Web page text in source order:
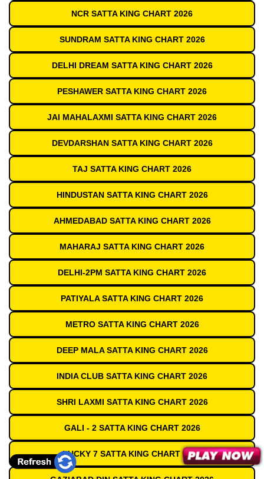
NCR SATTA KING CHART 2026
SUNDRAM SATTA KING CHART 2026
DELHI DREAM SATTA KING CHART 2026
PESHAWER SATTA KING CHART 2026
JAI MAHALAXMI SATTA KING CHART 2026
DEVDARSHAN SATTA KING CHART 2026
TAJ SATTA KING CHART 2026
HINDUSTAN SATTA KING CHART 2026
AHMEDABAD SATTA KING CHART 2026
MAHARAJ SATTA KING CHART 2026
DELHI-2PM SATTA KING CHART 2026
PATIYALA SATTA KING CHART 2026
METRO SATTA KING CHART 2026
DEEP MALA SATTA KING CHART 2026
INDIA CLUB SATTA KING CHART 2026
SHRI LAXMI SATTA KING CHART 2026
GALI - 2 SATTA KING CHART 2026
LUCKY 7 SATTA KING CHART 2026